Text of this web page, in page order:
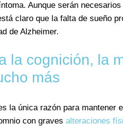
Aunque serán
claro que la falta de sueño
de Alzheimer.
la cognición, la
más
la única razón para mantener
con graves alteraciones